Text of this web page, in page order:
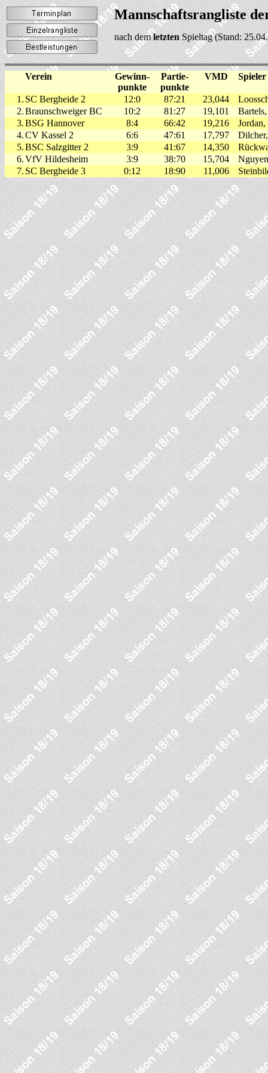
Mannschaftsrangliste
nach demletzten Spieltag (Stand:
Verein
Gewinn-
punkte
Partie-
punkte
VMD Spieler
1. SC Bergheide 2 12:0 87:21 23,044
2.Braunschweiger BC 10:2 81:27 19,101
3.BSG Hannover 8:4 66:42 19,216
4.CV Kassel 2 6:6 47:61 17,797
5.BSC Salzgitter 2 3:9 41:67 14,350
6.VfV Hildesheim 3:9 38:70 15,704
7. SC Bergheide 3 0:12 18:90 11,006